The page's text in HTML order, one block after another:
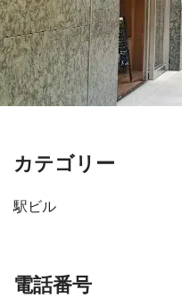
カテゴリー
駅ビル
電話番号